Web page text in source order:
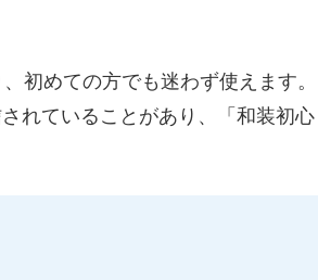
初めての方でも迷わず使えます。
れていることがあり、「和装初心